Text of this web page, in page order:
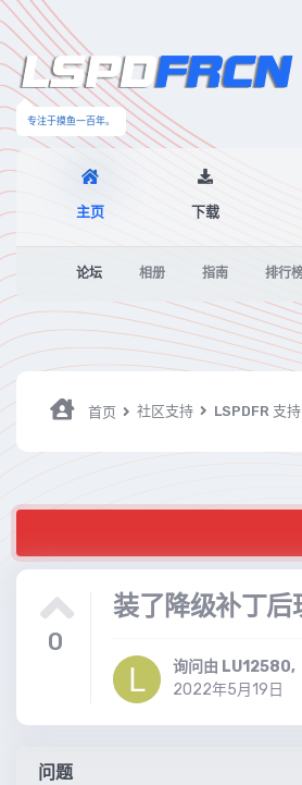
专注于摸鱼一百年。
主页
论坛 相册 指南 排行
下载
首页 社区支持 LSPDFR 支持
0
装了降级补丁
询问由 LU12580,
2022年5月19日
问题